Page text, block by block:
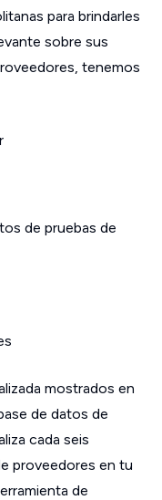
para brindarles
sobre sus
tenemos
de pruebas de
mostrados en
de datos de
cada seis
proveedores en tu
de